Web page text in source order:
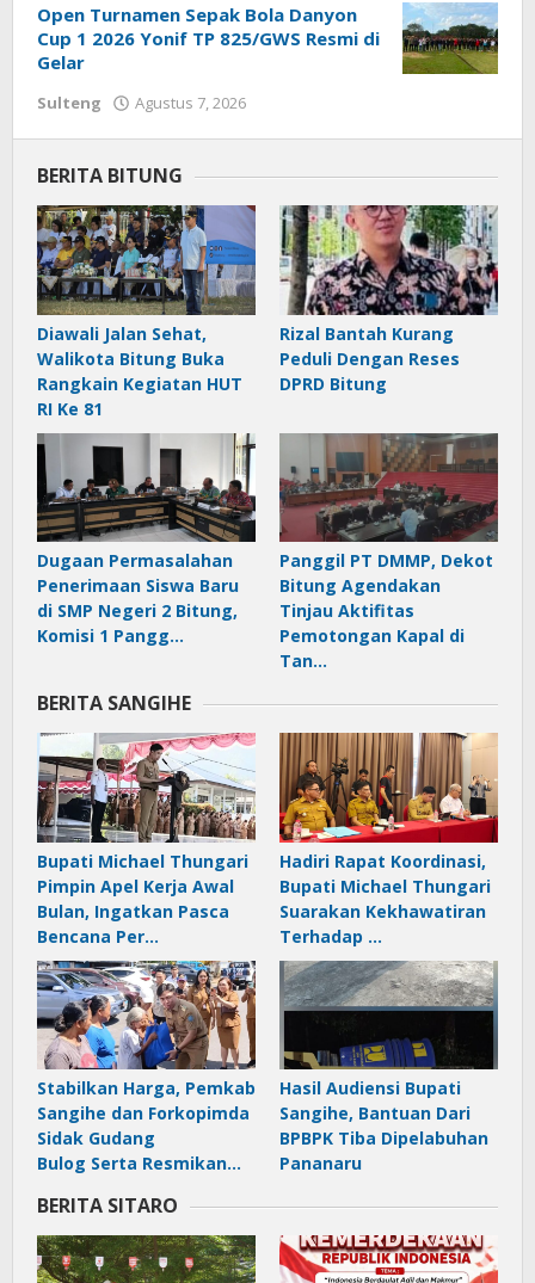
Open Turnamen Sepak Bola Danyon
Cup 1 2026 Yonif TP 825/GWS Resmi di
Gelar
Sulteng Agustus 7, 2026
BERITA BITUNG
Diawali Jalan Sehat,
Walikota Bitung Buka
Rangkain Kegiatan HUT
RI Ke 81
Rizal Bantah Kurang
Peduli Dengan Reses
DPRD Bitung
Dugaan Permasalahan
Penerimaan Siswa Baru
di SMP Negeri 2 Bitung,
Komisi 1 Pangg…
Panggil PT DMMP, Dekot
Bitung Agendakan
Tinjau Aktifitas
Pemotongan Kapal di
Tan…
BERITA SANGIHE
Bupati Michael Thungari
Pimpin Apel Kerja Awal
Bulan, Ingatkan Pasca
Bencana Per…
Hadiri Rapat Koordinasi,
Bupati Michael Thungari
Suarakan Kekhawatiran
Terhadap …
Stabilkan Harga, Pemkab
Sangihe dan Forkopimda
Sidak Gudang
Bulog Serta Resmikan…
Hasil Audiensi Bupati
Sangihe, Bantuan Dari
BPBPK Tiba Dipelabuhan
Pananaru
BERITA SITARO